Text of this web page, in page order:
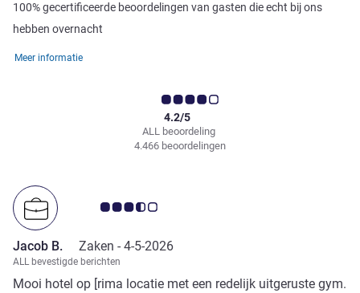
100% gecertificeerde beoordelingen van gasten die echt bij ons
hebben overnacht
Meer informatie
ALL beoordeling
4.2/5
4.466 beoordelingen
Avis-klantbeoordeling 3.5/5
Jacob B. Zaken - 4-5-2026
ALL bevestigde berichten
Mooi hotel op [rima locatie met een redelijk uitgeruste gym.